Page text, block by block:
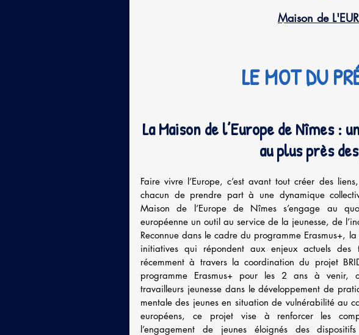
Maison de
LE MOT DU
La Maison de l’Europe de Nîmes :
au plus près
Faire vivre l’Europe, c’est avant tout créer des
chacun de prendre part à une dynamique
Maison de l’Europe de Nîmes s’engage au
européenne un outil au service de la jeunesse, de
Reconnue dans le cadre du programme Erasmus+,
initiatives qui répondent aux enjeux actuels des
récemment à travers la coordination du projet
programme Erasmus+ pour les 2 ans à venir,
travailleurs jeunesse dans le développement de
mentale des jeunes en situation de vulnérabilité au
européens, ce projet vise à renforcer les
l’engagement de jeunes éloignés des